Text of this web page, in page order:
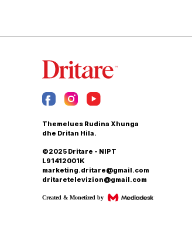
Themelues Rudina Xhunga
dhe Dritan Hila.
©2025 Dritare - NIPT
L91412001K
marketing.dritare@gmail.com
dritaretelevizion@gmail.com
Created & Monetized by